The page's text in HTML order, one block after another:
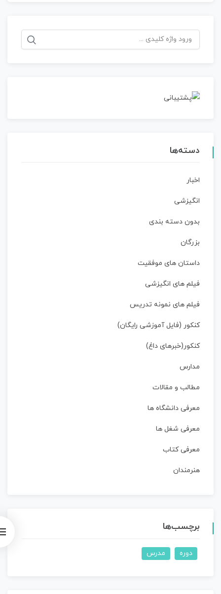
جستجو
برای:
دسته‌ها
اخبار
انگیزشی
بدون دسته بندی
بزرگان
داستان‌ های موفقیت
فیلم های انگیزشی
فیلم های نمونه تدریس
کنکور (فایل آموزشی رایگان)
کنکور(خبرهای داغ)
مدارس
مطالب و مقالات
معرفی دانشگاه ها
معرفی شغل ها
معرفی کتاب
هنرمندان
برچسب‌ها
دوره مدرس